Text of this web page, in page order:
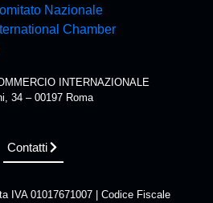
INTERNAZIONALE
34 – 00197 Roma
Contatti
IVA 01017671007 | Codice Fiscale